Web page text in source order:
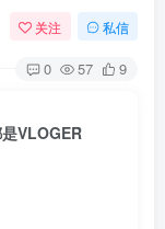
关注 私信
0 57 9
VLOGER